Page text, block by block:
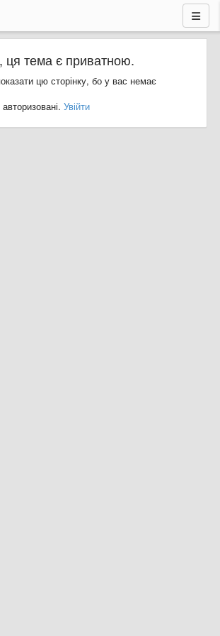
ця тема є приватною.
цю сторінку, бо у вас немає
Увійти